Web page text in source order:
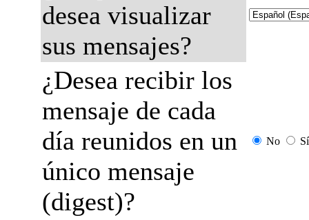
desea visualizar
sus mensajes?
¿Desea recibir los
mensaje de cada
día reunidos en un
único mensaje
(digest)?
No Sí